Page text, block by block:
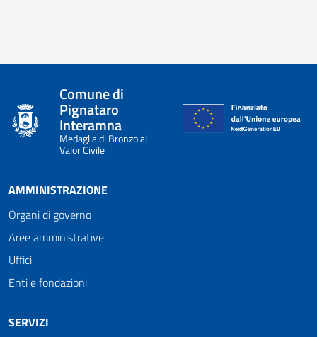
Comune di
Pignataro
Interamna
Medaglia di Bronzo al
Valor Civile
AMMINISTRAZIONE
Organi di governo
Aree amministrative
Uffici
Enti e fondazioni
SERVIZI